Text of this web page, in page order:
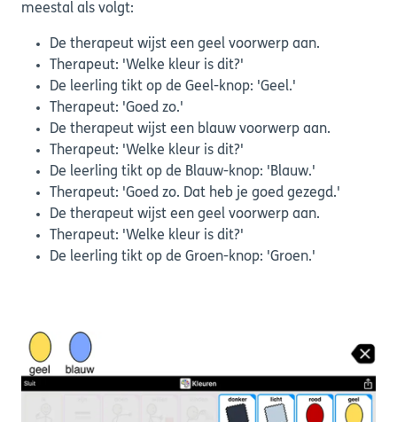
meestal als volgt:
De therapeut wijst een geel voorwerp aan.
Therapeut: 'Welke kleur is dit?'
De leerling tikt op de Geel-knop: 'Geel.'
Therapeut: 'Goed zo.'
De therapeut wijst een blauw voorwerp aan.
Therapeut: 'Welke kleur is dit?'
De leerling tikt op de Blauw-knop: 'Blauw.'
Therapeut: 'Goed zo. Dat heb je goed gezegd.'
De therapeut wijst een geel voorwerp aan.
Therapeut: 'Welke kleur is dit?'
De leerling tikt op de Groen-knop: 'Groen.'